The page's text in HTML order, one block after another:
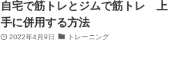
自宅で筋トレとジムで筋トレ 上
手に併用する方法
2022年4月9日 トレーニング